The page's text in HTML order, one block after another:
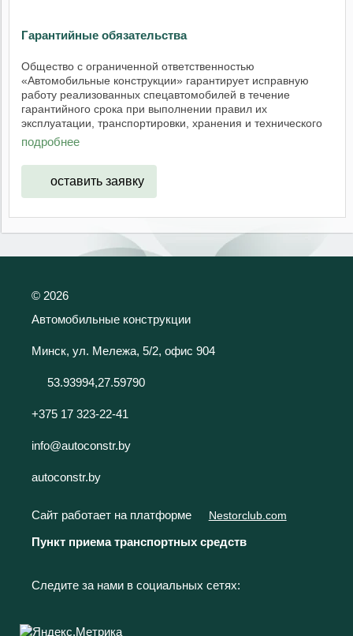
Гарантийные обязательства
Общество с ограниченной ответственностью
«Автомобильные конструкции» гарантирует исправную
работу реализованных спецавтомобилей в течение
гарантийного срока при выполнении правил их
эксплуатации, транспортировки, хранения и технического
...
подробнее
оставить заявку
© 2026
Автомобильные конструкции
Минск, ул. Мележа, 5/2, офис 904
53.93994,27.59790
+375 17 323-22-41
info@autoconstr.by
autoconstr.by
Сайт работает на платформе Nestorclub.com
Пункт приема транспортных средств
Следите за нами в социальных сетях: